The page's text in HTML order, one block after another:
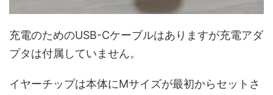
充電のためのUSB-Cケーブルはありますが充電アダ
プタは付属していません。
イヤーチップは本体にMサイズが最初からセットさ